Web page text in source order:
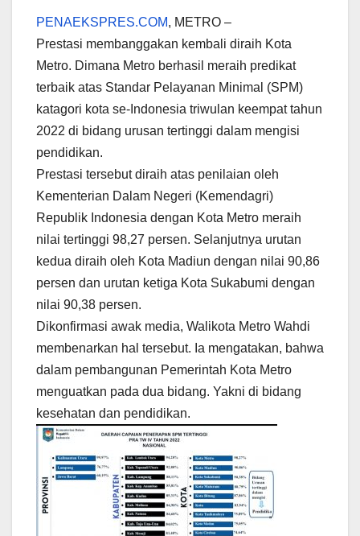
PENAEKSPRES.COM, METRO –
Prestasi membanggakan kembali diraih Kota
Metro. Dimana Metro berhasil meraih predikat
terbaik atas Standar Pelayanan Minimal (SPM)
katagori kota se-Indonesia triwulan keempat tahun
2022 di bidang urusan tertinggi dalam mengisi
pendidikan.
Prestasi tersebut diraih atas penilaian oleh
Kementerian Dalam Negeri (Kemendagri)
Republik Indonesia dengan Kota Metro meraih
nilai tertinggi 98,27 persen. Selanjutnya urutan
kedua diraih oleh Kota Madiun dengan nilai 90,86
persen dan urutan ketiga Kota Sukabumi dengan
nilai 90,38 persen.
Dikonfirmasi awak media, Walikota Metro Wahdi
membenarkan hal tersebut. Ia mengatakan, bahwa
dalam pembangunan Pemerintah Kota Metro
menguatkan pada dua bidang. Yakni di bidang
kesehatan dan pendidikan.